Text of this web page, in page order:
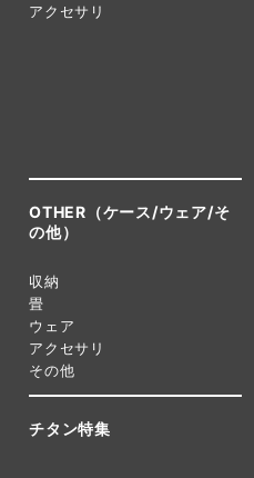
アクセサリ
OTHER（ケース/ウェア/そ
の他）
収納
畳
ウェア
アクセサリ
その他
チタン特集